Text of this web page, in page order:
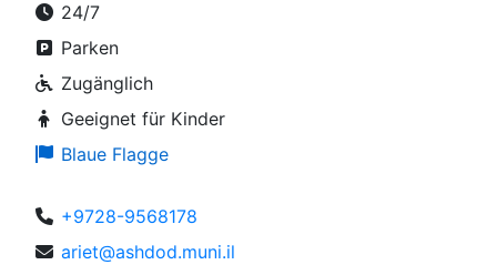
24/7
Parken
Zugänglich
Geeignet für Kinder
Blaue Flagge
+9728-9568178
ariet@ashdod.muni.il